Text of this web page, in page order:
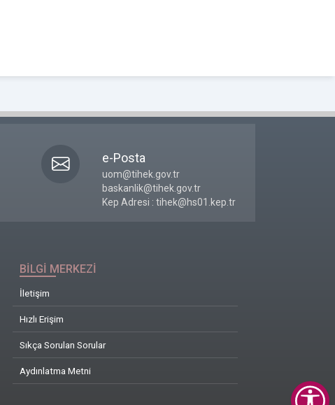
e-Posta
uom@tihek.gov.tr
baskanlik@tihek.gov.tr
Kep Adresi : tihek@hs01.kep.tr
BİLGİ MERKEZİ
İletişim
Hızlı Erişim
Sıkça Sorulan Sorular
Aydınlatma Metni